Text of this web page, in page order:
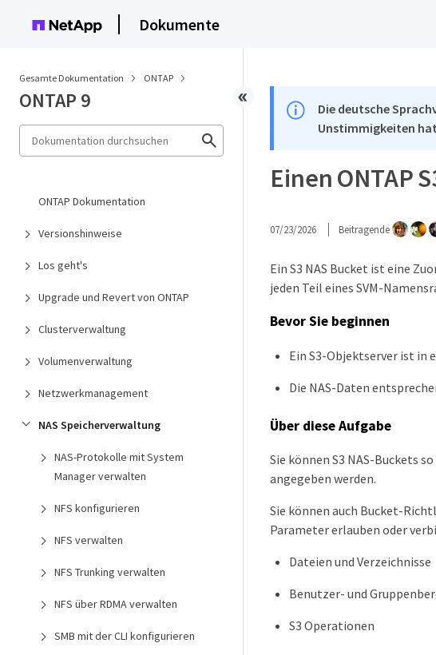
Dokumente
Gesamte Dokumentation ONTAP
ONTAP 9
ONTAP Dokumentation
Versionshinweise
Los geht's
Upgrade und Revert von ONTAP
Clusterverwaltung
Volumenverwaltung
Netzwerkmanagement
NAS Speicherverwaltung
NAS-Protokolle mit System
Manager verwalten
NFS konfigurieren
NFS verwalten
NFS Trunking verwalten
NFS über RDMA verwalten
SMB mit der CLI konfigurieren
Die deutsche
Unstimmigkeiten
Einen ONTAP
07/23/2026 Beitragende
Ein S3 NAS Bucket ist eine
jeden Teil eines SVM-
Bevor Sie beginnen
Ein S3-Objektserver ist in
Die NAS-Daten
Über diese Aufgabe
Sie können S3 NAS-Buckets
angegeben werden.
Sie können auch Bucket-
Parameter erlauben oder
Dateien und Verzeichnisse
Benutzer- und
S3 Operationen